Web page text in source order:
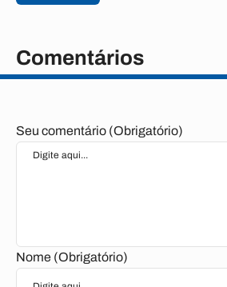
Comentários
Seu comentário (Obrigatório)
Nome (Obrigatório)